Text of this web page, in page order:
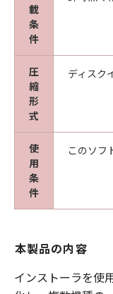
データ」を含
ール済みの｢更
す。以下同じ
を終了させる
(3)
キヤノンは、
に違反した場
とができます。
(4)
お客様は、上
に、「許諾ソ
ます。
(5)
は、本契約の
す。
８．分離可能
載
条
件
圧
縮
形
式
ディスク
使
用
条
件
このソフ
本製品の内容
インストーラを使